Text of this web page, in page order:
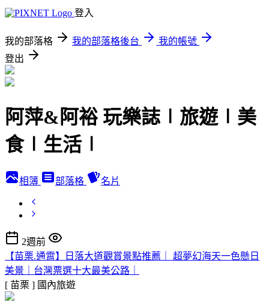
登入
我的部落格 我的部落格後台
我的帳號
登出
阿萍&阿裕 玩樂誌∣旅遊∣美
食∣生活∣
相簿 部落格 名片
2週前
【苗栗.通霄】日落大道觀賞景點推薦｜ 超夢幻海天一色懸日
美景｜台灣票選十大最美公路｜
[ 苗栗 ] 國內旅遊